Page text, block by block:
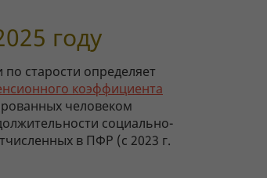
году
старости определяет
коэффициента
человеком
социально-
в ПФР (с 2023 г.